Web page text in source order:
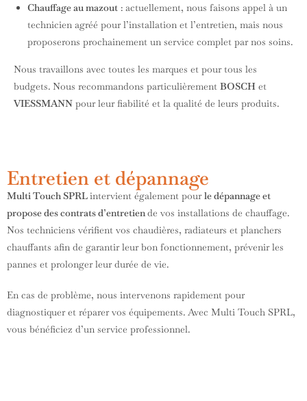
Chauffage au mazout : actuellement, nous faisons appel à un
technicien agréé pour l’installation et l’entretien, mais nous
proposerons prochainement un service complet par nos soins.
Nous travaillons avec toutes les marques et pour tous les
budgets. Nous recommandons particulièrement BOSCH et
VIESSMANN pour leur fiabilité et la qualité de leurs produits.
Entretien et dépannage
Multi Touch SPRLintervient également pour le dépannage et
propose des contrats d’entretiende vos installations de chauffage.
Nos techniciens vérifient vos chaudières, radiateurs et planchers
chauffants afin de garantir leur bon fonctionnement, prévenir les
pannes et prolonger leur durée de vie.
En cas de problème, nous intervenons rapidement pour
diagnostiquer et réparer vos équipements. Avec Multi Touch SPRL,
vous bénéficiez d’un service professionnel.